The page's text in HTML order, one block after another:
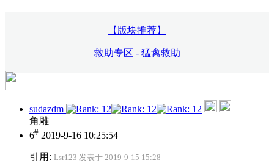
【版块推荐】
救助专区 - 猛禽救助
sudazdm
角雕
6# 2019-9-16 10:25:54
引用: Lsr123 发表于 2019-9-15 15:28